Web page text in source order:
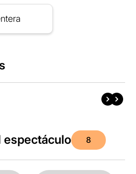
espectáculo 8